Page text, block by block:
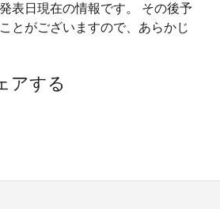
表日現在の情報です。 その後予
とがございますので、あらかじ
アする